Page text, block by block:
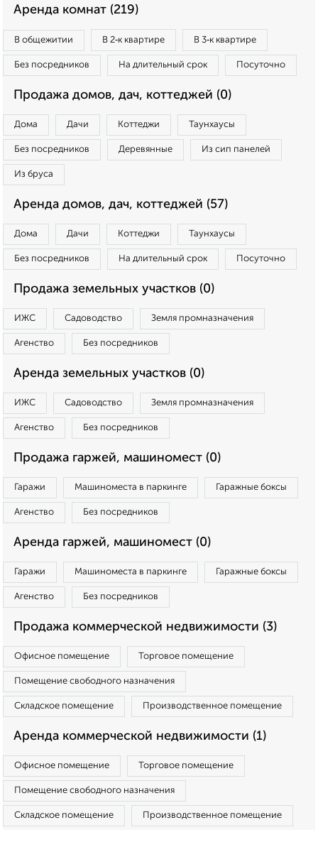
Аренда комнат (219)
В общежитии В 2‑к квартире В 3‑к квартире
Без посредников На длительный срок Посуточно
Продажа домов, дач, коттеджей (0)
Дома Дачи Коттеджи Таунхаусы
Без посредников Деревянные Из сип панелей
Из бруса
Аренда домов, дач, коттеджей (57)
Дома Дачи Коттеджи Таунхаусы
Без посредников На длительный срок Посуточно
Продажа земельных участков (0)
ИЖС Садоводство Земля промназначения
Агенство Без посредников
Аренда земельных участков (0)
ИЖС Садоводство Земля промназначения
Агенство Без посредников
Продажа гаржей, машиномест (0)
Гаражи Машиноместа в паркинге Гаражные боксы
Агенство Без посредников
Аренда гаржей, машиномест (0)
Гаражи Машиноместа в паркинге Гаражные боксы
Агенство Без посредников
Продажа коммерческой недвижимости (3)
Офисное помещение Торговое помещение
Помещение свободного назначения
Складское помещение Производственное помещение
Аренда коммерческой недвижимости (1)
Офисное помещение Торговое помещение
Помещение свободного назначения
Складское помещение Производственное помещение